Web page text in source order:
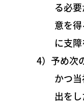
る必
意を
に支
4）予め次
かつ
出を